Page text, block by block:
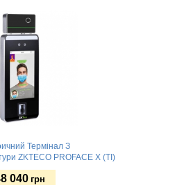
Термінал З
ZKTECO PROFACE X (TI)
040 грн